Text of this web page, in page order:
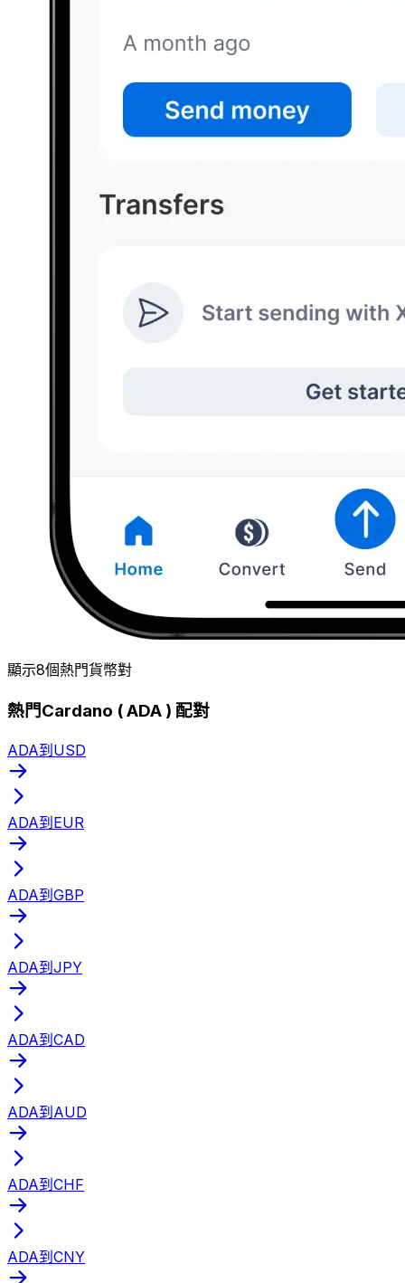
顯示8個熱門貨幣對
熱門Cardano ( ADA ) 配對
ADA到USD
ADA到EUR
ADA到GBP
ADA到JPY
ADA到CAD
ADA到AUD
ADA到CHF
ADA到CNY